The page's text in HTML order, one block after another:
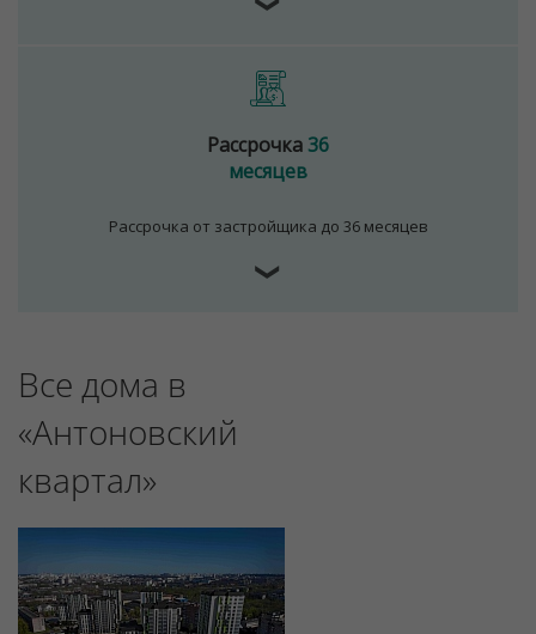
Рассрочка36
месяцев
Рассрочка от застройщика до 36 месяцев
❯
Все дома в
«Антоновский
квартал»